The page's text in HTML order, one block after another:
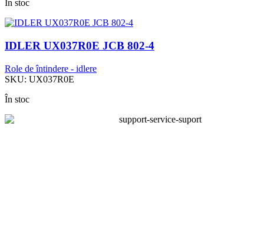
În stoc
IDLER UX037R0E JCB 802-4
Role de întindere - idlere
SKU: UX037R0E
În stoc